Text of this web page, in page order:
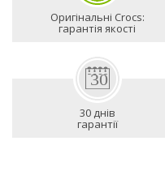
Оригінальні Crocs:
гарантія якості
30 днів
гарантії